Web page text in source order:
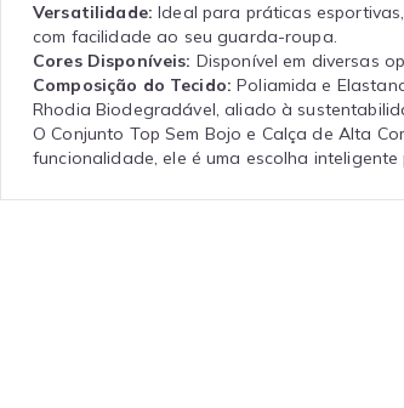
Versatilidade: Ideal para práticas
com facilidade ao seu guarda-roupa.
Cores Disponíveis: Disponível em diversas
Composição do Tecido: Poliamida e
Rhodia Biodegradável, aliado à
O Conjunto Top Sem Bojo e Calça de Alta
funcionalidade, ele é uma escolha